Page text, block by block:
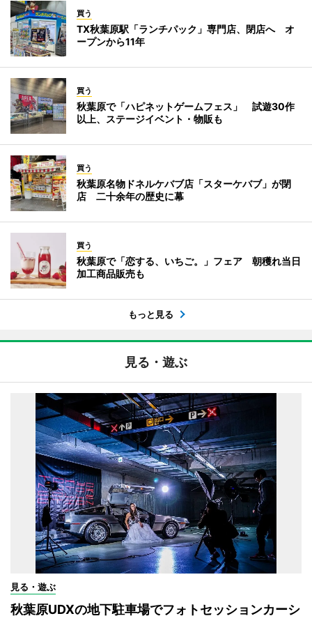
買う
TX秋葉原駅「ランチパック」専門店、閉店へ オ
ープンから11年
買う
秋葉原で「ハピネットゲームフェス」 試遊30作
以上、ステージイベント・物販も
買う
秋葉原名物ドネルケバブ店「スターケバブ」が閉
店 二十余年の歴史に幕
買う
秋葉原で「恋する、いちご。」フェア 朝穫れ当日
加工商品販売も
もっと見る
見る・遊ぶ
見る・遊ぶ
秋葉原UDXの地下駐車場でフォトセッションカーシ